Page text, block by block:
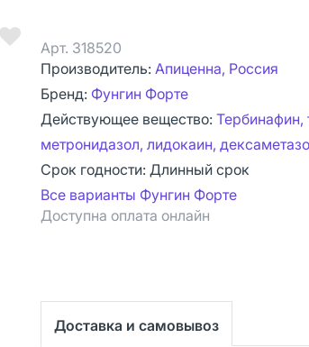
Арт. 318520
Производитель: Апиценна, Россия
Бренд: Фунгин Форте
Действующее вещество: Тербинафин,
метронидазол, лидокаин,
Срок годности: Длинный срок
Все варианты Фунгин Форте
Доступна оплата онлайн
Доставка и самовывоз